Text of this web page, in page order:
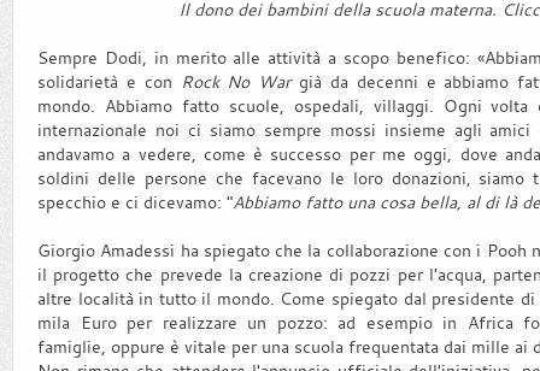
Il dono dei bambini della scuola materna.
Sempre Dodi, in merito alle attività a scopo benefico:
solidarietà e con Rock No Wargià da decenni e abbiamo
mondo. Abbiamo fatto scuole, ospedali, villaggi. Ogni
internazionale noi ci siamo sempre mossi insieme agli
andavamo a vedere, come è successo per me oggi, dove
soldini delle persone che facevano le loro donazioni, siamo
specchio e ci dicevamo: "Abbiamo fatto una cosa bella, al di là
Giorgio Amadessi ha spiegato che la collaborazione con i
il progetto che prevede la creazione di pozzi per l'acqua,
altre località in tutto il mondo. Come spiegato dal presidente di
mila Euro per realizzare un pozzo: ad esempio in Africa
famiglie, oppure è vitale per una scuola frequentata dai mille ai